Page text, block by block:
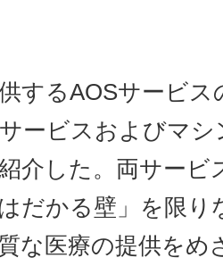
するAOSサービ
ービスおよびマ
介した。両サービ
だかる壁」を限り
な医療の提供をめ